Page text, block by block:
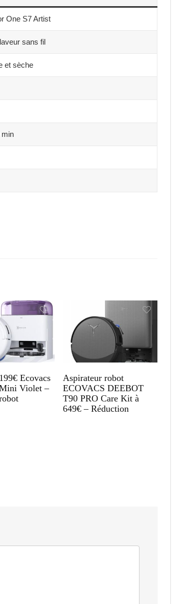
One S7 Artist
sans fil
et sèche
min
Ecovacs
Violet –
Aspirateur robot
ECOVACS DEEBOT
T90 PRO Care Kit à
649€ – Réduction